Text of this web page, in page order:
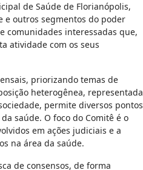
de Saúde de Florianópolis,
e outros segmentos do poder
comunidades interessadas que,
atividade com os seus
priorizando temas de
heterogênea, representada
permite diversos pontos
saúde. O foco do Comitê é o
em ações judiciais e a
na área da saúde.
de consensos, de forma